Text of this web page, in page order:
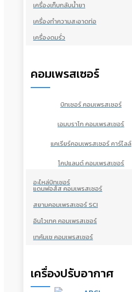
เครื่องเก็บกลับน้ำยา
เครื่องทำความสะอาดท่อ
เครื่องดมรั่ว
คอมเพรสเซอร์
บิทเซอร์ คอมเพรสเซอร์
เอมบราโก คอมเพรสเซอร์
แคเรียร์คอมเพรสเซอร์ คาร์ไลล์
โคปแลนด์ คอมเพรสเซอร์
อะไหล่บิทเซอร์
แดนฟอส์ส คอมเพรสเซอร์
สยามคอมเพรสเซอร์ SCI
อินโวเทค คอมเพรสเซอร์
เทคัมเช คอมเพรสเซอร์
เครื่องปรับอากาศ